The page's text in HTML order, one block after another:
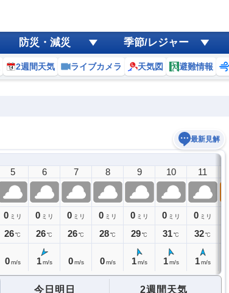
防災・減災 季節/レジャー
2週間天気 ライブカメラ 天気図 避難情報
最新見解
5
0 ミリ
26℃
0 m/s
6
0 ミリ
26℃
1 m/s
7
0 ミリ
26℃
0 m/s
8
0 ミリ
28℃
0 m/s
9
0 ミリ
29℃
1 m/s
10
0 ミリ
31℃
1 m/s
11
0 ミリ
32℃
1 m/s
今日明日 2週間天気